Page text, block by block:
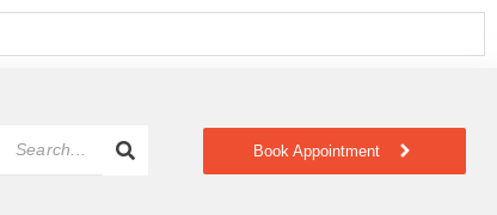
Book Appointment